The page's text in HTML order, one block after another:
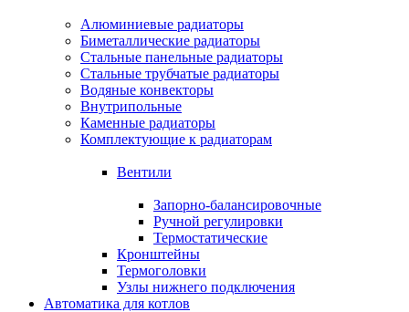
Алюминиевые радиаторы
Биметаллические радиаторы
Стальные панельные радиаторы
Стальные трубчатые радиаторы
Водяные конвекторы
Внутрипольные
Каменные радиаторы
Комплектующие к радиаторам
Вентили
Запорно-балансировочные
Ручной регулировки
Термостатические
Кронштейны
Термоголовки
Узлы нижнего подключения
Автоматика для котлов